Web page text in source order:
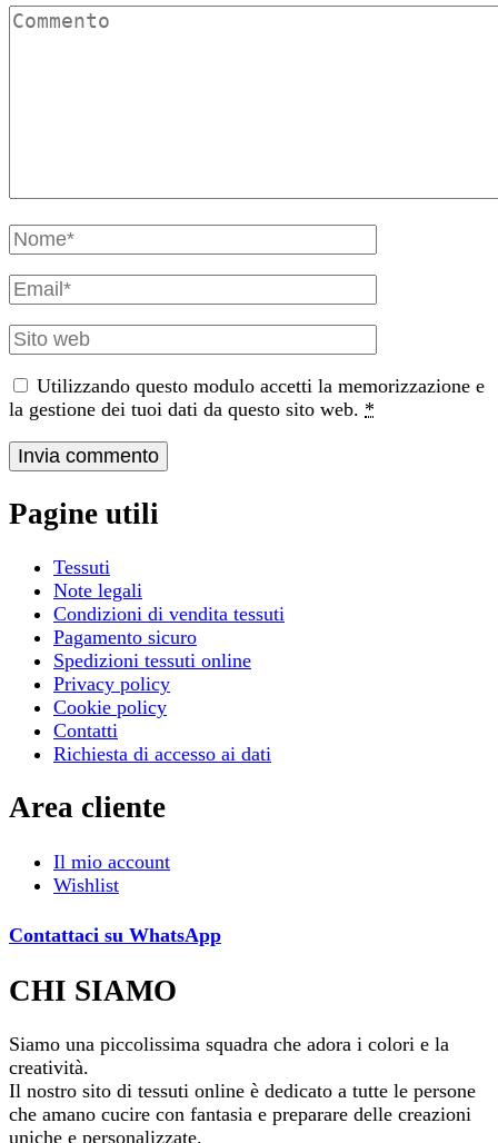
Commento
Nome
e
cognome
Email
Sito
web
Utilizzando questo modulo accetti la memorizzazione e
la gestione dei tuoi dati da questo sito web. *
Pagine utili
Tessuti
Note legali
Condizioni di vendita tessuti
Pagamento sicuro
Spedizioni tessuti online
Privacy policy
Cookie policy
Contatti
Richiesta di accesso ai dati
Area cliente
Il mio account
Wishlist
Contattaci su WhatsApp
CHI SIAMO
Siamo una piccolissima squadra che adora i colori e la
creatività.
Il nostro sito di tessuti online è dedicato a tutte le persone
che amano cucire con fantasia e preparare delle creazioni
uniche e personalizzate.